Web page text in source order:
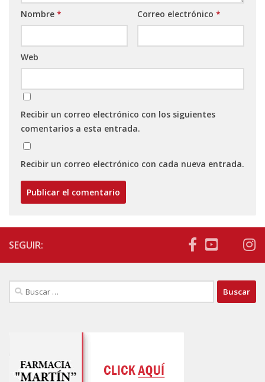
Nombre * Correo electrónico *
Web
Recibir un correo electrónico con los siguientes
comentarios a esta entrada.
Recibir un correo electrónico con cada nueva entrada.
SEGUIR:
Buscar: